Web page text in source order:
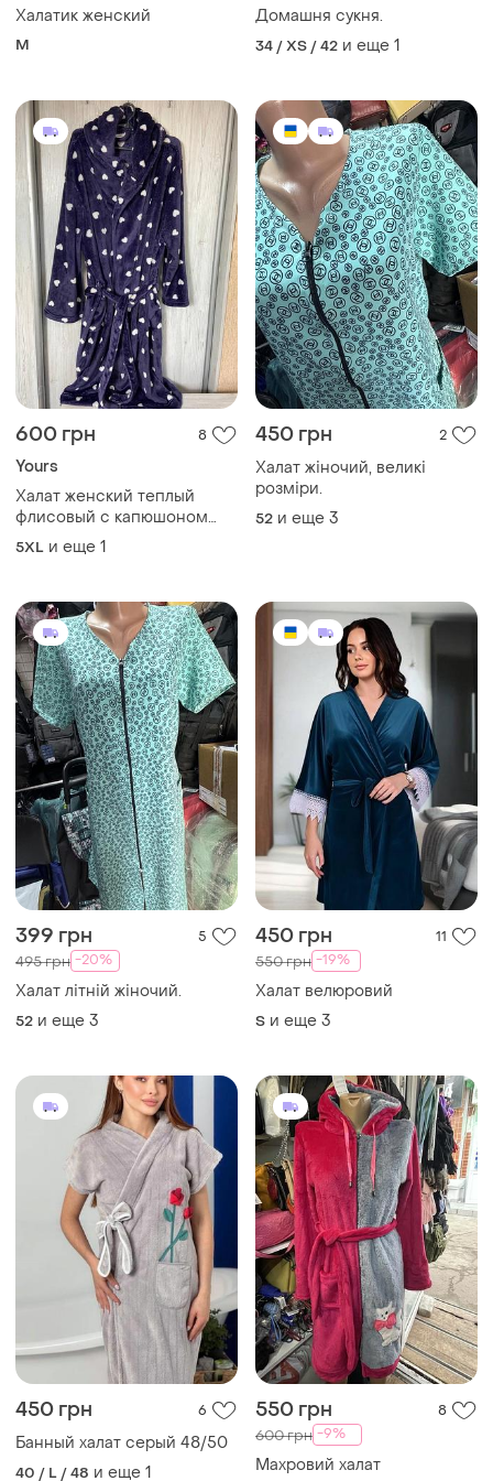
Халатик женский
M
Домашня сукня.
34 / XS / 42 и еще 1
600 грн 8
Yours
Халат женский теплый
флисовый с капюшоном
большой размер батал 22-
24 от бренда yours 💟
5XL и еще 1
450 грн 2
Халат жіночий, великі
розміри.
52 и еще 3
399 грн 5
495 грн -20%
Халат літній жіночий.
52 и еще 3
450 грн 11
550 грн -19%
Халат велюровий
S и еще 3
450 грн 6
Банный халат серый 48/50
40 / L / 48 и еще 1
550 грн 8
600 грн -9%
Махровий халат